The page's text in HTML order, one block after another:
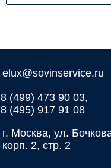
elux@sovinservice.ru
8 (499) 473 90 03,
8 (495) 917 91 08
г. Москва, ул.
корп. 2, стр. 2